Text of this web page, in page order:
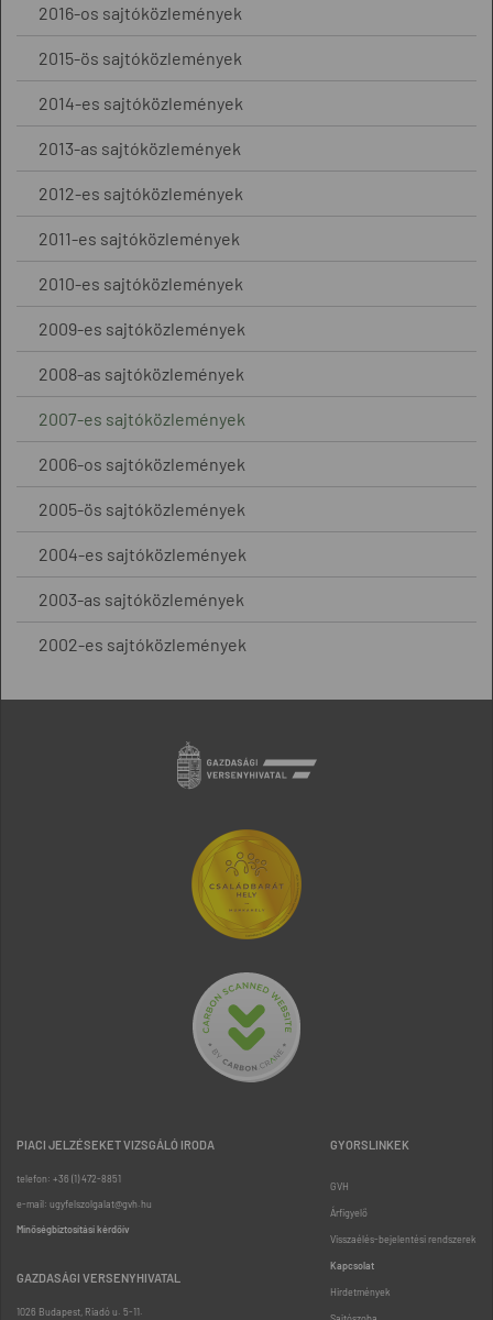
2016-os sajtóközlemények
2015-ös sajtóközlemények
2014-es sajtóközlemények
2013-as sajtóközlemények
2012-es sajtóközlemények
2011-es sajtóközlemények
2010-es sajtóközlemények
2009-es sajtóközlemények
2008-as sajtóközlemények
2007-es sajtóközlemények
2006-os sajtóközlemények
2005-ös sajtóközlemények
2004-es sajtóközlemények
2003-as sajtóközlemények
2002-es sajtóközlemények
PIACI JELZÉSEKET VIZSGÁLÓ IRODA
telefon: +36 (1) 472-8851
e-mail: ugyfelszolgalat@gvh.hu
Minőségbiztosítási kérdőív
GAZDASÁGI VERSENYHIVATAL
1026 Budapest, Riadó u. 5-11.
GYORSLINKEK
GVH
Árfigyelő
Visszaélés-bejelentési rendszerek
Kapcsolat
Hirdetmények